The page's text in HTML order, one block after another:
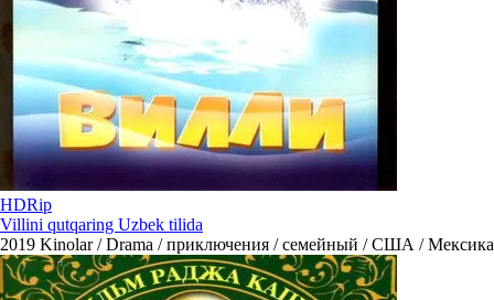
HDRip
Villini qutqaring Uzbek tilida
2019 Kinolar / Drama / приключения / семейный / США / Мексика